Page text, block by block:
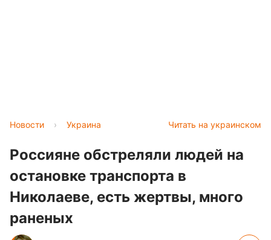
Читать на украинском
Новости › Украина
Россияне обстреляли людей на
остановке транспорта в
Николаеве, есть жертвы, много
раненых